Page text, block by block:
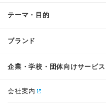
テーマ・目的
ブランド
企業・学校・団体向けサービス
会社案内